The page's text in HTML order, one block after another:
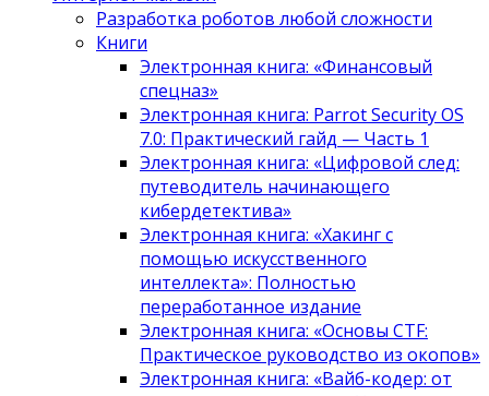
Разработка роботов любой сложности
Книги
Электронная книга: «Финансовый
спецназ»
Электронная книга: Parrot Security OS
7.0: Практический гайд — Часть 1
Электронная книга: «Цифровой след:
путеводитель начинающего
кибердетектива»
Электронная книга: «Хакинг с
помощью искусственного
интеллекта»: Полностью
переработанное издание
Электронная книга: «Основы CTF:
Практическое руководство из окопов»
Электронная книга: «Вайб-кодер: от